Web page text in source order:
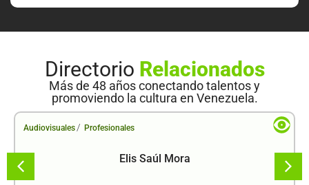
Directorio Relacionados
Más de 48 años conectando talentos y
promoviendo la cultura en Venezuela.
Audiovisuales / Profesionales
Elis Saúl Mora